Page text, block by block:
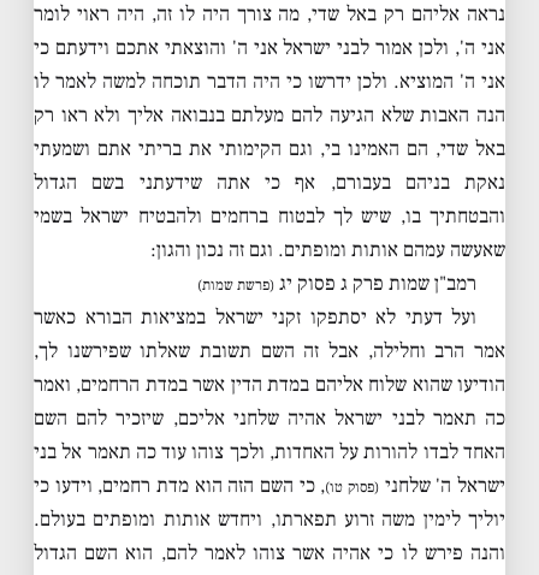
נראה אליהם רק באל שדי, מה צורך היה לו זה, היה ראוי לומר
אני ה', ולכן אמור לבני ישראל אני ה' והוצאתי אתכם וידעתם כי
אני ה' המוציא. ולכן ידרשו כי היה הדבר תוכחה למשה לאמר לו
הנה האבות שלא הגיעה להם מעלתם בנבואה אליך ולא ראו רק
באל שדי, הם האמינו בי, וגם הקימותי את בריתי אתם ושמעתי
נאקת בניהם בעבורם, אף כי אתה שידעתני בשם הגדול
והבטחתיך בו, שיש לך לבטוח ברחמים ולהבטיח ישראל בשמי
שאעשה עמהם אותות ומופתים. וגם זה נכון והגון:
רמב"ן שמות פרק ג פסוק יג (פרשת שמות)
ועל דעתי לא יסתפקו זקני ישראל במציאות הבורא כאשר
אמר הרב וחלילה, אבל זה השם תשובת שאלתו שפירשנו לך,
הודיעו שהוא שלוח אליהם במדת הדין אשר במדת הרחמים, ואמר
כה תאמר לבני ישראל אהיה שלחני אליכם, שיזכיר להם השם
האחד לבדו להורות על האחדות, ולכך צוהו עוד כה תאמר אל בני
ישראל ה' שלחני (פסוק טו), כי השם הזה הוא מדת רחמים, וידעו כי
יוליך לימין משה זרוע תפארתו, ויחדש אותות ומופתים בעולם.
והנה פירש לו כי אהיה אשר צוהו לאמר להם, הוא השם הגדול